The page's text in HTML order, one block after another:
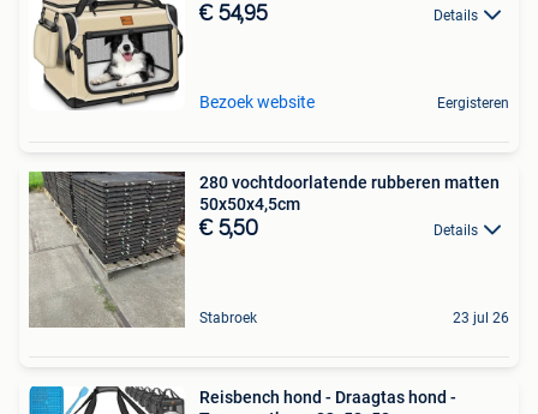
€ 54,95 Details
Bezoek website Eergisteren
280 vochtdoorlatende rubberen matten
50x50x4,5cm
€ 5,50 Details
Stabroek 23 jul 26
Reisbench hond - Draagtas hond -